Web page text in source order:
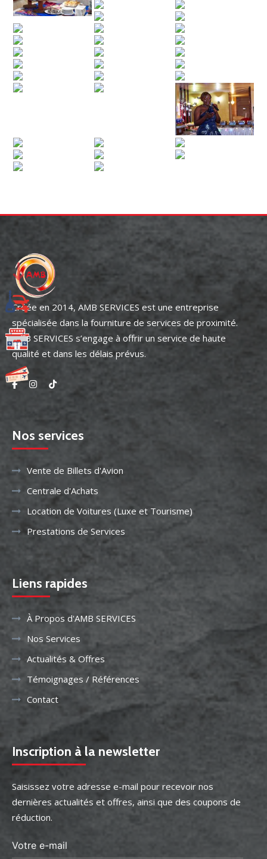
Créée en 2014, AMB SERVICES est une entreprise
spécialisée dans la fourniture de services de proximité.
AMB SERVICES s’engage à offrir un service de haute
qualité et dans les délais prévus.
Nos services
Vente de Billets d'Avion
Centrale d'Achats
Location de Voitures (Luxe et Tourisme)
Prestations de Services
Liens rapides
À Propos d'AMB SERVICES
Nos Services
Actualités & Offres
Témoignages / Références
Contact
Inscription à la newsletter
Saisissez votre adresse e-mail pour recevoir nos
dernières actualités et offres, ainsi que des coupons de
réduction.
Votre e-mail